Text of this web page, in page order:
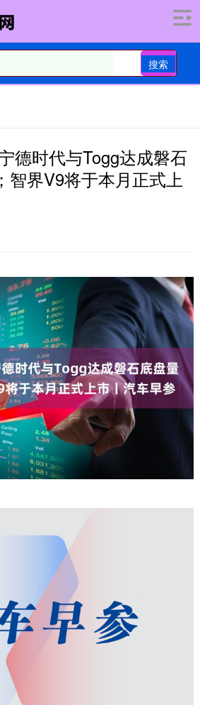
搜索
德时代与Togg达成磐石
智界V9将于本月正式上